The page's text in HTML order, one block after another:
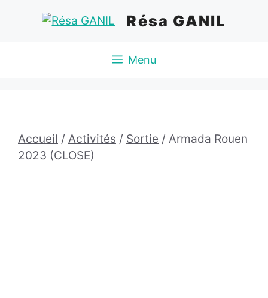
Résa GANIL
Menu
Accueil / Activités / Sortie / Armada Rouen
2023 (CLOSE)